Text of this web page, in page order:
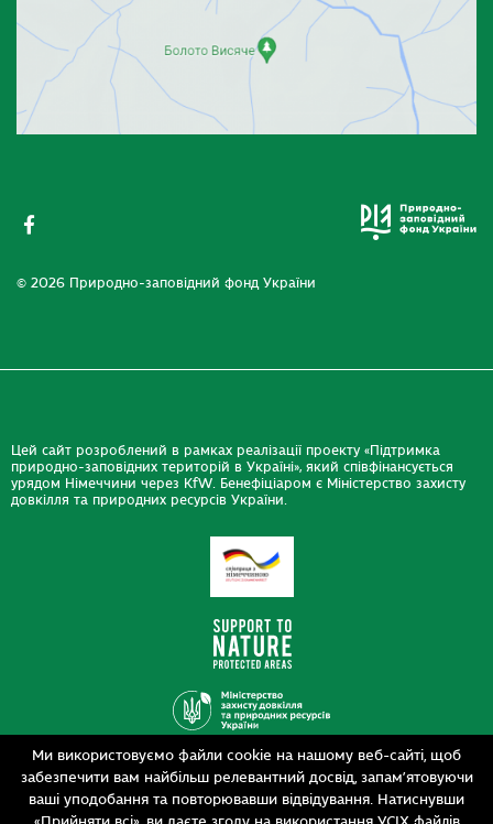
Ми використовуємо файли cookie на нашому веб-сайті, щоб
забезпечити вам найбільш релевантний досвід, запам’ятовуючи
ваші уподобання та повторювавши відвідування. Натиснувши
© 2026 Природно-заповідний фонд України
Цей сайт розроблений в рамках реалізації проекту «Підтримка
природно-заповідних територій в Україні», який співфінансується
урядом Німеччини через KfW. Бенефіціаром є Міністерство захисту
довкілля та природних ресурсів України.
Дизайн
Розробка
siteGist